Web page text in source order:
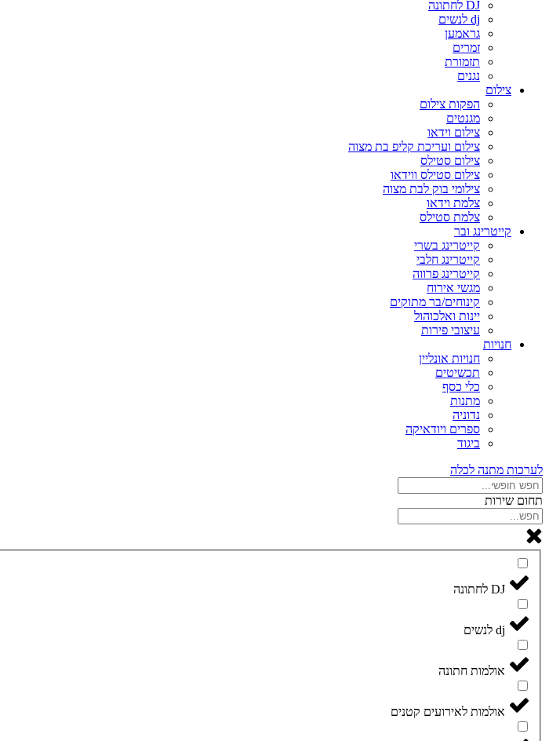
DJ לחתונה
dj לנשים
גראמען
זמרים
תזמורת
נגנים
צילום
הפקות צילום
מגנטים
צילום וידאו
צילום ועריכת קליפ בת מצוה
צילום סטילס
צילום סטילס ווידאו
צילומי בוק לבת מצוה
צלמת וידאו
צלמת סטילס
קייטרינג ובר
קייטרינג בשרי
קייטרינג חלבי
קייטרינג פרווה
מגשי אירוח
קינוחים/בר מתוקים
יינות ואלכוהול
עיצובי פירות
חנויות
חנויות אונליין
תכשיטים
כלי כסף
מתנות
נדוניה
ספרים ויודאיקה
ביגוד
לערכות מתנה לכלה
תחום שירות
DJ לחתונה
dj לנשים
אולמות חתונה
אולמות לאירועים קטנים